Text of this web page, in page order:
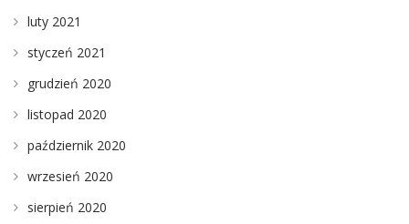
luty 2021
styczeń 2021
grudzień 2020
listopad 2020
październik 2020
wrzesień 2020
sierpień 2020